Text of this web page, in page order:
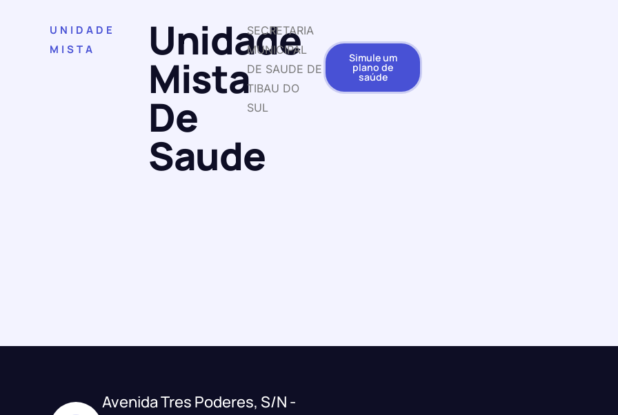
UNIDADE
MISTA
Unidade
Mista
De
Saude
SECRETARIA
MUNICIPAL
DE SAUDE DE
TIBAU DO
SUL
Simule um
plano de
saúde
Avenida Tres Poderes, S/N -